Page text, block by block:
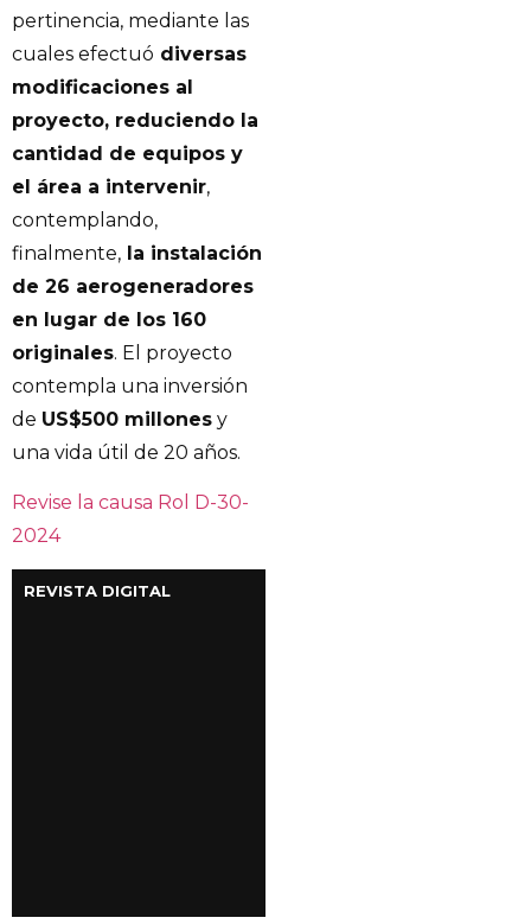
pertinencia, mediante las
cuales efectuó diversas
modificaciones al
proyecto, reduciendo la
cantidad de equipos y
el área a intervenir,
contemplando,
finalmente, la instalación
de 26 aerogeneradores
en lugar de los 160
originales. El proyecto
contempla una inversión
de US$500 millones y
una vida útil de 20 años.
Revise la causa Rol D-30-
2024
REVISTA DIGITAL